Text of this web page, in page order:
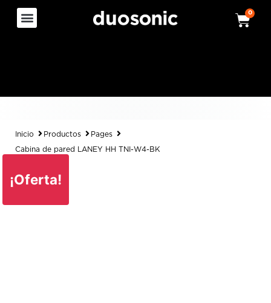
0
Inicio Productos Pages
Cabina de pared LANEY HH TNI-W4-BK
¡Oferta!